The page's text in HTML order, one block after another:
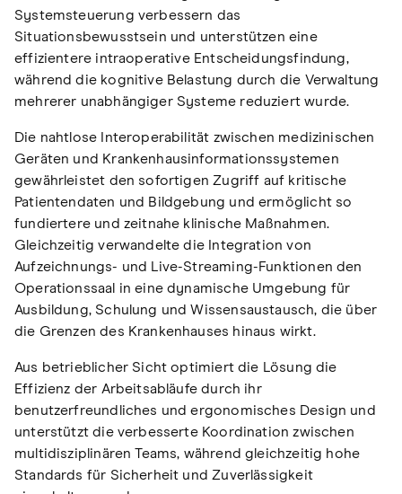
Systemsteuerung verbessern das
Situationsbewusstsein und unterstützen eine
effizientere intraoperative Entscheidungsfindung,
während die kognitive Belastung durch die Verwaltung
mehrerer unabhängiger Systeme reduziert wurde.
Die nahtlose Interoperabilität zwischen medizinischen
Geräten und Krankenhausinformationssystemen
gewährleistet den sofortigen Zugriff auf kritische
Patientendaten und Bildgebung und ermöglicht so
fundiertere und zeitnahe klinische Maßnahmen.
Gleichzeitig verwandelte die Integration von
Aufzeichnungs- und Live-Streaming-Funktionen den
Operationssaal in eine dynamische Umgebung für
Ausbildung, Schulung und Wissensaustausch, die über
die Grenzen des Krankenhauses hinaus wirkt.
Aus betrieblicher Sicht optimiert die Lösung die
Effizienz der Arbeitsabläufe durch ihr
benutzerfreundliches und ergonomisches Design und
unterstützt die verbesserte Koordination zwischen
multidisziplinären Teams, während gleichzeitig hohe
Standards für Sicherheit und Zuverlässigkeit